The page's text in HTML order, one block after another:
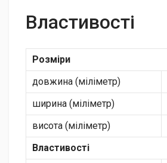
Властивості
Розміри
довжина (міліметр)
ширина (міліметр)
висота (міліметр)
Властивості